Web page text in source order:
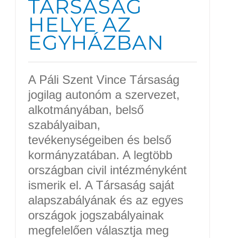
TÁRSASÁG
HELYE AZ
EGYHÁZBAN
A Páli Szent Vince Társaság
jogilag autonóm a szervezet,
alkotmányában, belső
szabályaiban,
tevékenységeiben és belső
kormányzatában. A legtöbb
országban civil intézményként
ismerik el. A Társaság saját
alapszabályának és az egyes
országok jogszabályainak
megfelelően választja meg